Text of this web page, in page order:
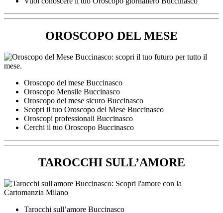
OROSCOPO DEL MESE
Oroscopo del mese Buccinasco
Oroscopo Mensile Buccinasco
Oroscopo del mese sicuro Buccinasco
Scopri il tuo Oroscopo del Mese Buccinasco
Oroscopi professionali Buccinasco
Cerchi il tuo Oroscopo Buccinasco
TAROCCHI SULL’AMORE
Tarocchi sull’amore Buccinasco